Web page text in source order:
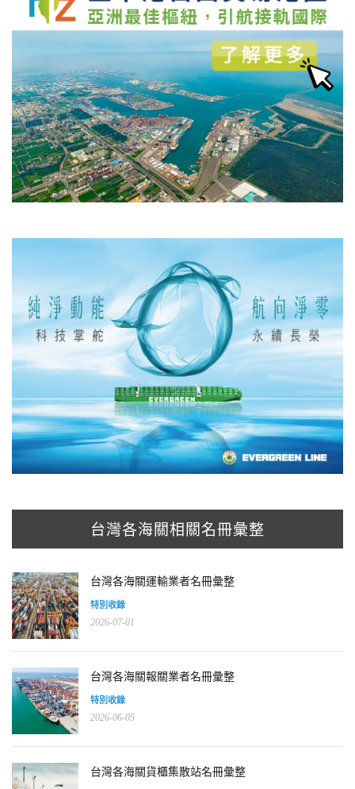
台灣各海關相關名冊彙整
台灣各海關運輸業者名冊彙整
特別收錄
2026-07-01
台灣各海關報關業者名冊彙整
特別收錄
2026-06-05
台灣各海關貨櫃集散站名冊彙整